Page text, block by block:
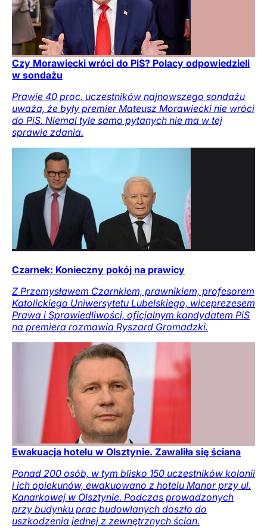
Czy Morawiecki wróci do PiS? Polacy odpowiedzieli
w sondażu
Prawie 40 proc. uczestników najnowszego sondażu
uważa, że były premier Mateusz Morawiecki nie wróci
do PiS. Niemal tyle samo pytanych nie ma w tej
sprawie zdania.
Czarnek: Konieczny pokój na prawicy
Z Przemysławem Czarnkiem, prawnikiem, profesorem
Katolickiego Uniwersytetu Lubelskiego, wiceprezesem
Prawa i Sprawiedliwości, oficjalnym kandydatem PiS
na premiera rozmawia Ryszard Gromadzki.
Ewakuacja hotelu w Olsztynie. Zawaliła się ściana
Ponad 200 osób, w tym blisko 150 uczestników kolonii
i ich opiekunów, ewakuowano z hotelu Manor przy ul.
Kanarkowej w Olsztynie. Podczas prowadzonych
przy budynku prac budowlanych doszło do
uszkodzenia jednej z zewnętrznych ścian.